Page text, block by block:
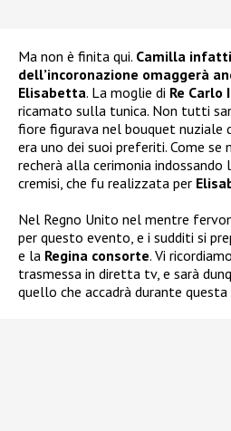
Ma non è finita qui. Camilla
dell’incoronazione omaggerà
Elisabetta. La moglie di Re Carlo
ricamato sulla tunica. Non tutti
fiore figurava nel bouquet nuziale
era uno dei suoi preferiti. Come se
recherà alla cerimonia indossando
cremisi, che fu realizzata per
Nel Regno Unito nel mentre
per questo evento, e i sudditi si
e la Regina consorte. Vi
trasmessa in diretta tv, e sarà
quello che accadrà durante